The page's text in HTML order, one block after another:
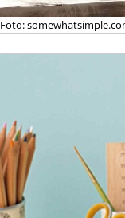
Foto: